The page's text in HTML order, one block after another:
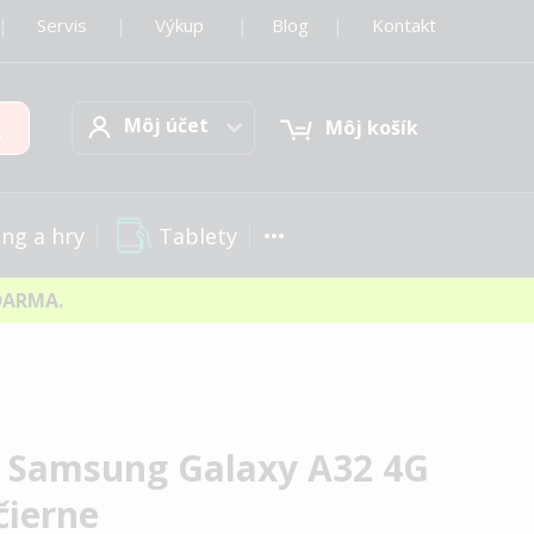
Servis Výkup Blog Kontakt
Môj účetMôj účet Môj košík
a hry Tablety
Galaxy A32 4G